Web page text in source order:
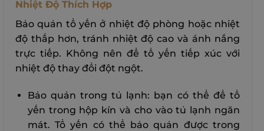
Nhiệt Độ Thích Hợp
Bảo quản tổ yến ở nhiệt độ phòng hoặc nhiệt
độ thấp hơn, tránh nhiệt độ cao và ánh nắng
trực tiếp. Không nên để tổ yến tiếp xúc với
nhiệt độ thay đổi đột ngột.
Bảo quản trong tủ lạnh: bạn có thể để tổ
yến trong hộp kín và cho vào tủ lạnh ngăn
mát. Tổ yến có thể bảo quản được trong